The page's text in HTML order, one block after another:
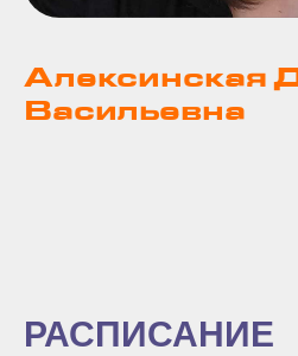
Алексинская
Васильевна
РАСПИСАНИЕ